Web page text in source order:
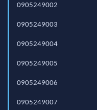
0905249002
0905249003
0905249004
0905249005
0905249006
0905249007